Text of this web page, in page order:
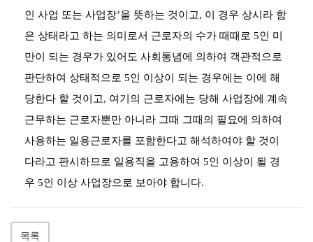
인 사업 또는 사업장’을 뜻하는 것이고, 이 경우 상시라 함
은 상태라고 하는 의미로서 근로자의 수가 때때로 5인 미
만이 되는 경우가 있어도 사회통념에 의하여 객관적으로
판단하여 상태적으로 5인 이상이 되는 경우에는 이에 해
당한다 할 것이고, 여기의 근로자에는 당해 사업장에 계속
근무하는 근로자뿐만 아니라 그때 그때의 필요에 의하여
사용하는 일용근로자를 포함한다고 해석하여야 할 것이
다라고 판시하므로 일용직을 고용하여 5인 이상이 될 경
우 5인 이상 사업장으로 보아야 합니다.
목록